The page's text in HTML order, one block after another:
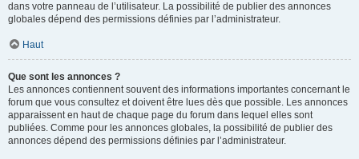
dans votre panneau de l’utilisateur. La possibilité de publier des annonces
globales dépend des permissions définies par l’administrateur.
Haut
Que sont les annonces ?
Les annonces contiennent souvent des informations importantes concernant le
forum que vous consultez et doivent être lues dès que possible. Les annonces
apparaissent en haut de chaque page du forum dans lequel elles sont
publiées. Comme pour les annonces globales, la possibilité de publier des
annonces dépend des permissions définies par l’administrateur.